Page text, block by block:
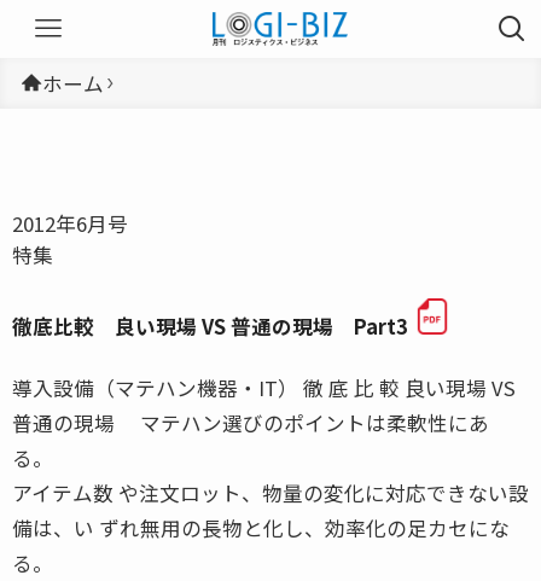
ホーム
2012年6月号
特集
徹底比較 良い現場 VS 普通の現場 Part3
導入設備（マテハン機器・IT） 徹 底 比 較 良い現場 VS
普通の現場 マテハン選びのポイントは柔軟性にあ
る。
アイテム数 や注文ロット、物量の変化に対応できない設
備は、い ずれ無用の長物と化し、効率化の足カセにな
る。